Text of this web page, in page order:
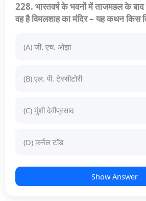
228. भारतवर्ष के भवनों में ताजमहल के बाद
वह है विमलशाह का मंदिर – यह कथन किस
(A) जी. एच. ओझा
(B) एल. पी. टेस्सीटोरी
(C) मुंशी देवीप्रसाद
(D) कर्नल टॉड
Show Answer